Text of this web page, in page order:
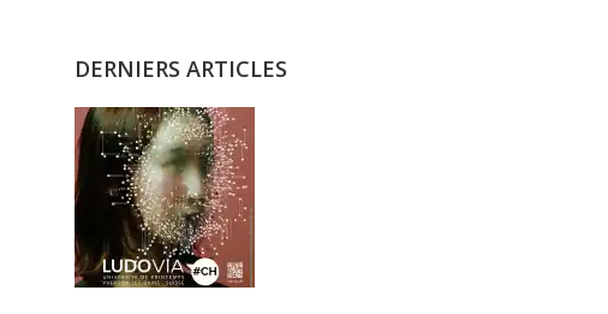
DERNIERS ARTICLES